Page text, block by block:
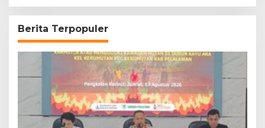
Berita Terpopuler